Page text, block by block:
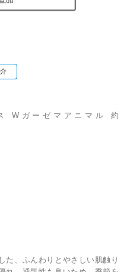
Wガーゼマアニマル 約
た、ふんわりとやさしい肌触り